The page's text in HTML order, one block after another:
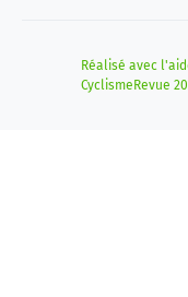
Réalisé avec
CyclismeRevue